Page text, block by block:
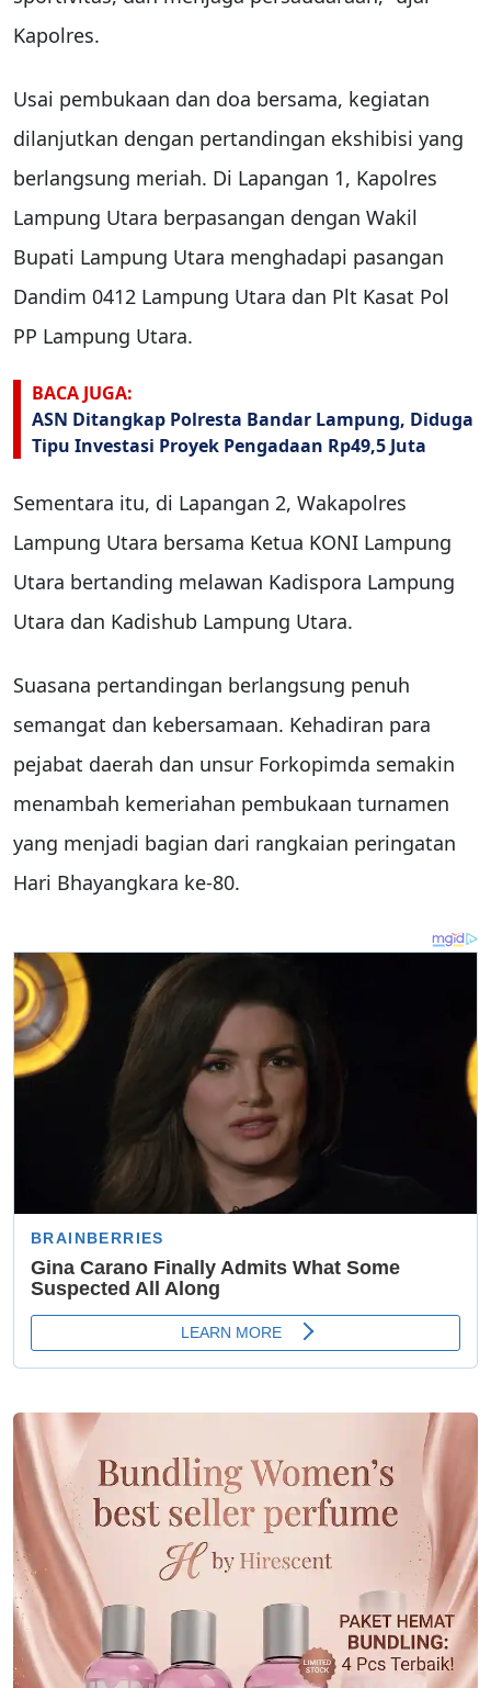
Kapolres.
Usai pembukaan dan doa bersama, kegiatan
dilanjutkan dengan pertandingan ekshibisi yang
berlangsung meriah. Di Lapangan 1, Kapolres
Lampung Utara berpasangan dengan Wakil
Bupati Lampung Utara menghadapi pasangan
Dandim 0412 Lampung Utara dan Plt Kasat Pol
PP Lampung Utara.
BACA JUGA:
ASN Ditangkap Polresta Bandar Lampung, Diduga
Tipu Investasi Proyek Pengadaan Rp49,5 Juta
Sementara itu, di Lapangan 2, Wakapolres
Lampung Utara bersama Ketua KONI Lampung
Utara bertanding melawan Kadispora Lampung
Utara dan Kadishub Lampung Utara.
Suasana pertandingan berlangsung penuh
semangat dan kebersamaan. Kehadiran para
pejabat daerah dan unsur Forkopimda semakin
menambah kemeriahan pembukaan turnamen
yang menjadi bagian dari rangkaian peringatan
Hari Bhayangkara ke-80.